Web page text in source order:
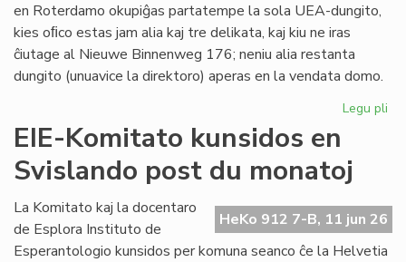
en Roterdamo okupiĝas partatempe la sola UEA-dungito,
kies oﬁco estas jam alia kaj tre delikata, kaj kiu ne iras
ĉiutage al Nieuwe Binnenweg 176; neniu alia restanta
dungito (unuavice la direktoro) aperas en la vendata domo.
Legu pli
EIE-Komitato kunsidos en
Svislando post du monatoj
HeKo 912 7-B, 11 jun 26
La Komitato kaj la docentaro
de Esplora Instituto de
Esperantologio kunsidos per komuna seanco ĉe la Helvetia